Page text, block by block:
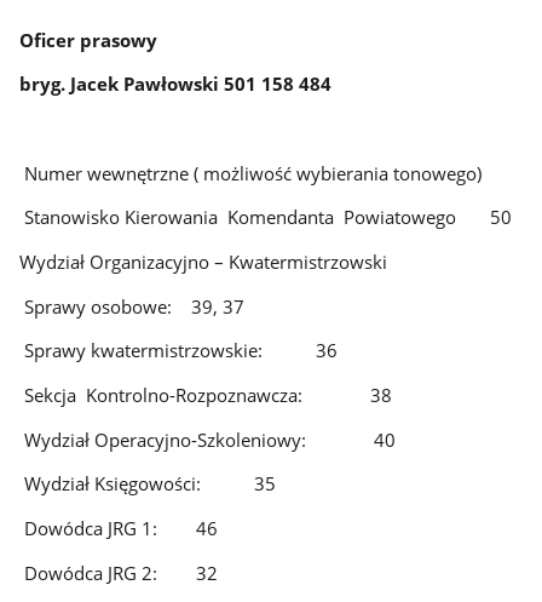
Oficer prasowy
bryg. Jacek Pawłowski 501 158 484
Numer wewnętrzne ( możliwość wybierania tonowego)
Stanowisko Kierowania Komendanta Powiatowego 50
Wydział Organizacyjno – Kwatermistrzowski
Sprawy osobowe: 39, 37
Sprawy kwatermistrzowskie: 36
Sekcja Kontrolno-Rozpoznawcza: 38
Wydział Operacyjno-Szkoleniowy: 40
Wydział Księgowości: 35
Dowódca JRG 1: 46
Dowódca JRG 2: 32